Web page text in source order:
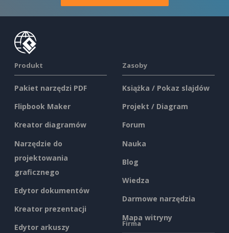
Produkt
Pakiet narzędzi PDF
Flipbook Maker
Kreator diagramów
Narzędzie do
projektowania
graficznego
Edytor dokumentów
Kreator prezentacji
Edytor arkuszy
Zasoby
Książka / Pokaz slajdów
Projekt / Diagram
Forum
Nauka
Blog
Wiedza
Darmowe narzędzia
Mapa witryny
Firma